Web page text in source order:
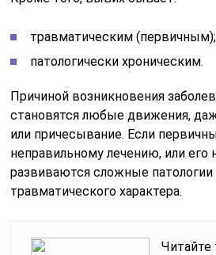
травматическим (первичным);
патологически хроническим.
Причиной возникновения
становятся любые движения,
или причесывание. Если
неправильному лечению, или его
развиваются сложные
травматического характера.
Читайте